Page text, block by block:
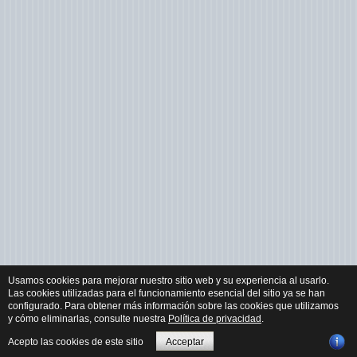
Usamos cookies para mejorar nuestro sitio web y su experiencia al usarlo.
Las cookies utilizadas para el funcionamiento esencial del sitio ya se han
configurado. Para obtener más información sobre las cookies que utilizamos
y cómo eliminarlas, consulte nuestra Política de privacidad .
Acepto las cookies de este sitio Acceptar